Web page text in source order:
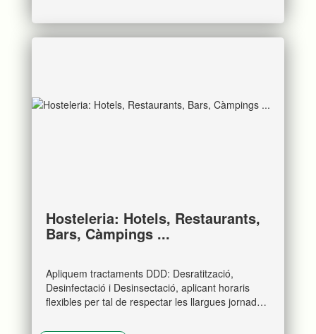
Hosteleria: Hotels, Restaurants,
Bars, Càmpings ...
Apliquem tractaments DDD: Desratització,
Desinfectació i Desinsectació, aplicant horaris
flexibles per tal de respectar les llargues jornades
amb la cliantela. És fara una primera visita i